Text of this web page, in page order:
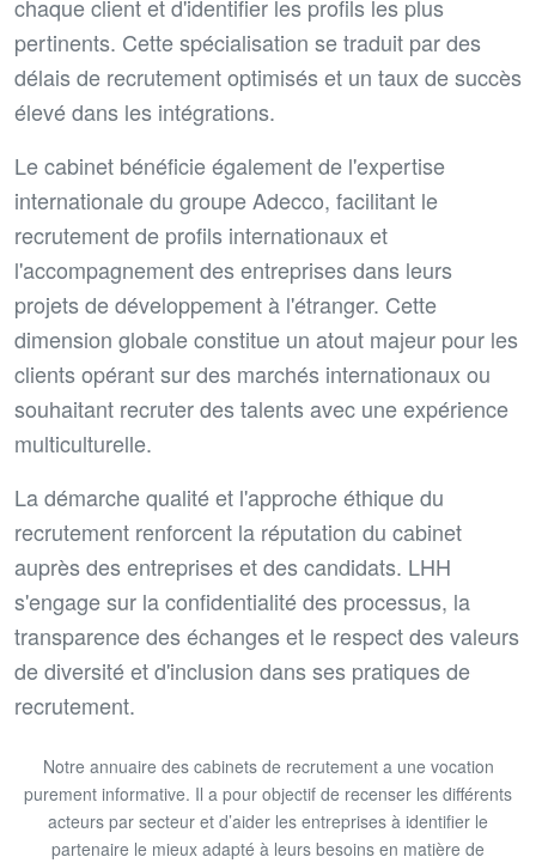
chaque client et d'identifier les profils les plus
pertinents. Cette spécialisation se traduit par des
délais de recrutement optimisés et un taux de succès
élevé dans les intégrations.
Le cabinet bénéficie également de l'expertise
internationale du groupe Adecco, facilitant le
recrutement de profils internationaux et
l'accompagnement des entreprises dans leurs
projets de développement à l'étranger. Cette
dimension globale constitue un atout majeur pour les
clients opérant sur des marchés internationaux ou
souhaitant recruter des talents avec une expérience
multiculturelle.
La démarche qualité et l'approche éthique du
recrutement renforcent la réputation du cabinet
auprès des entreprises et des candidats. LHH
s'engage sur la confidentialité des processus, la
transparence des échanges et le respect des valeurs
de diversité et d'inclusion dans ses pratiques de
recrutement.
Notre annuaire des cabinets de recrutement a une vocation
purement informative. Il a pour objectif de recenser les différents
acteurs par secteur et d’aider les entreprises à identifier le
partenaire le mieux adapté à leurs besoins en matière de